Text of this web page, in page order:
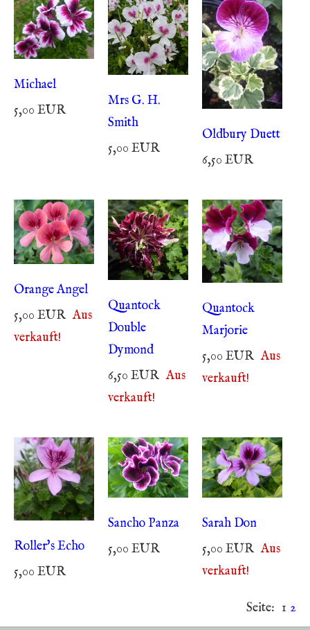
Michael
5,00 EUR
Mrs G. H.
Smith
5,00 EUR
Oldbury Duett
6,50 EUR
Orange Angel
5,00 EUR Aus
verkauft!
Quantock
Double
Dymond
6,50 EUR Aus
verkauft!
Quantock
Marjorie
5,00 EUR Aus
verkauft!
Roller's Echo
5,00 EUR
Sancho Panza
5,00 EUR
Sarah Don
5,00 EUR Aus
verkauft!
Seite: 1 2